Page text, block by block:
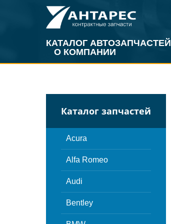
КАТАЛОГ АВТОЗАПЧАСТЕЙ
О КОМПАНИИ
Каталог запчастей
Acura
Alfa Romeo
Audi
Bentley